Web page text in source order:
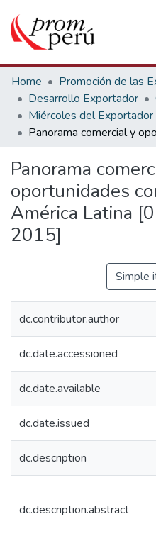
Communities & Collections
All of DSpace
Statistics
Estadísticas Externas
Home
Desarrollo Exportador
Miércoles del Exportador
Panorama
oportunidades
América Latina
2015]
Simple
dc.contributor.author
dc.date.accessioned
dc.date.available
dc.date.issued
dc.description
dc.description.abstract